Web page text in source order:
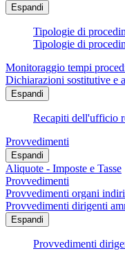
Espandi
Tipologie di
Tipologie di
Monitoraggio tempi
Dichiarazioni sostitutive e
Espandi
Recapiti dell'ufficio
Provvedimenti
Espandi
Aliquote - Imposte e Tasse
Provvedimenti
Provvedimenti organi
Provvedimenti dirigenti
Espandi
Provvedimenti